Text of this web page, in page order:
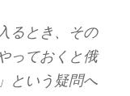
るとき、その
っておくと俄
という疑問へ